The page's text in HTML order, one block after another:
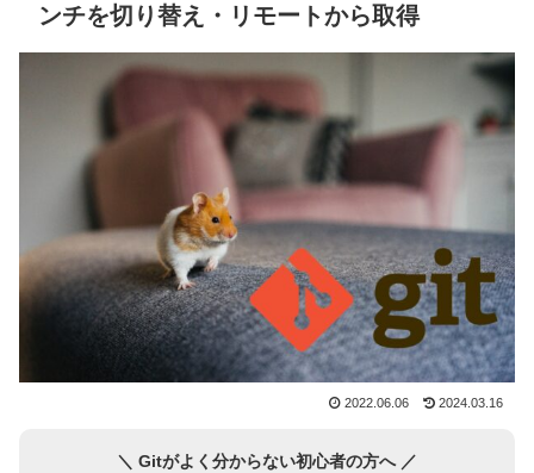
ンチを切り替え・リモートから取得
2022.06.06 2024.03.16
＼ Gitがよく分からない初心者の方へ ／